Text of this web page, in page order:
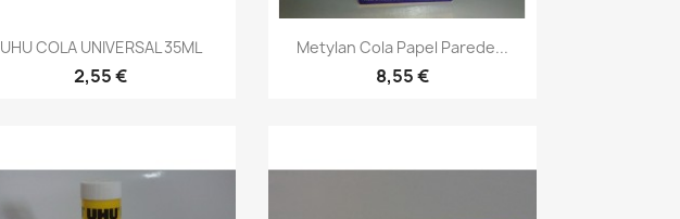
UHU COLA UNIVERSAL 35ML
2,55 €
Vista rápida Metylan Cola Papel Parede...
8,55 €
Vista rápida